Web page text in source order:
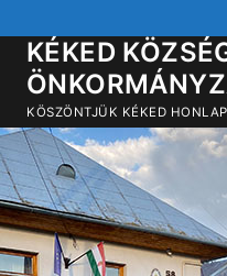
a
tartalomra
KÉKED
KÖSZÖNTJÜK KÉKED